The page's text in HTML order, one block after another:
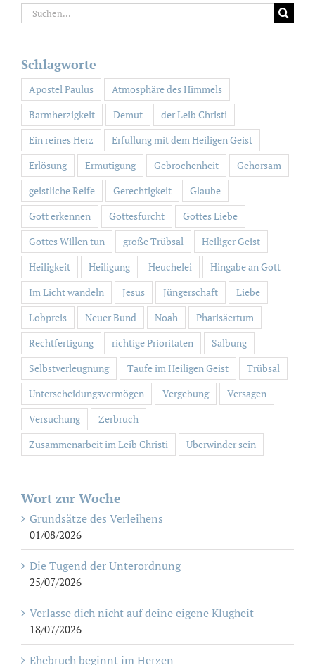
Suche
nach:
Schlagworte
Apostel Paulus
Atmosphäre des Himmels
Barmherzigkeit
Demut
der Leib Christi
Ein reines Herz
Erfüllung mit dem Heiligen Geist
Erlösung
Ermutigung Gebrochenheit
Gehorsam
geistliche Reife
Gerechtigkeit
Glaube
Gott erkennen
Gottesfurcht
Gottes Liebe
Gottes Willen tun
große Trübsal
Heiliger Geist
Heiligkeit
Heiligung Heuchelei
Hingabe an Gott
Im Licht wandeln
Jesus Jüngerschaft
Liebe
Lobpreis
Neuer Bund Noah
Pharisäertum
Rechtfertigung
richtige Prioritäten
Salbung
Selbstverleugnung
Taufe im Heiligen Geist
Trübsal
Unterscheidungsvermögen
Vergebung
Versagen
Versuchung
Zerbruch
Zusammenarbeit im Leib Christi
Überwinder sein
Wort zur Woche
Grundsätze des Verleihens
01/08/2026
Die Tugend der Unterordnung
25/07/2026
Verlasse dich nicht auf deine eigene Klugheit
18/07/2026
Ehebruch beginnt im Herzen